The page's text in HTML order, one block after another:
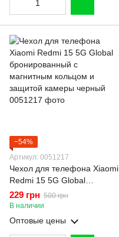
−54%
Артикул: 0051217
Чехол для телефона Xiaomi
Redmi 15 5G Global
бронированный с
магнитным кольцом и
защитой камеры черный
229 грн 500 грн
В наличии
Оптовые цены